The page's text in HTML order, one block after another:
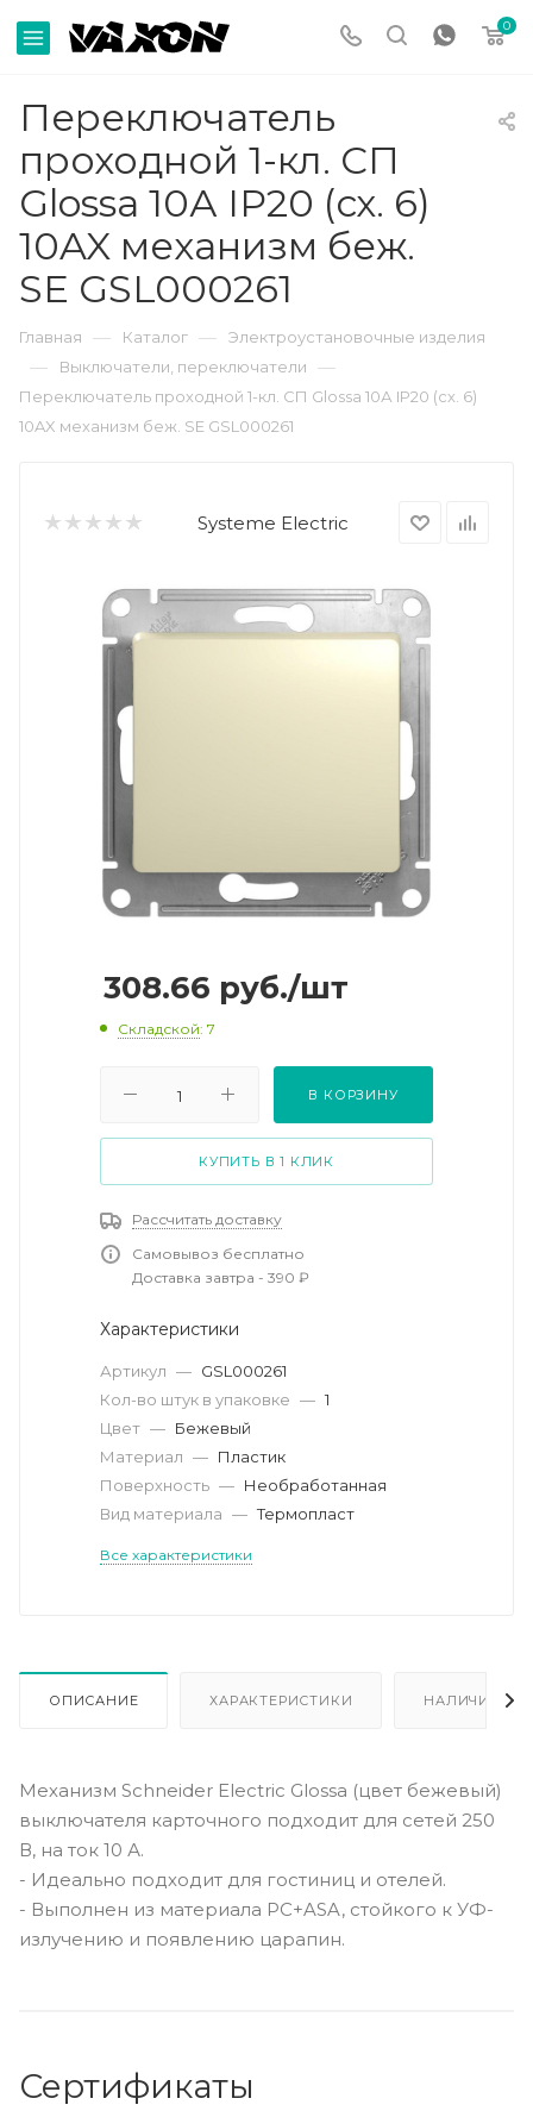
0
Переключатель
проходной 1-кл. СП
Glossa 10А IP20 (сх. 6)
10AX механизм беж.
SE GSL000261
Главная — Каталог — Электроустановочные изделия
— Выключатели, переключатели —
Переключатель проходной 1-кл. СП Glossa 10А IP20 (сх. 6)
10AX механизм беж. SE GSL000261
Systeme Electric
308.66 руб./шт
Складской: 7
В КОРЗИНУ
КУПИТЬ В 1 КЛИК
Рассчитать доставку
Самовывоз бесплатно
Доставка завтра - 390 ₽
Характеристики
Артикул — GSL000261
Кол-во штук в упаковке — 1
Цвет — Бежевый
Материал — Пластик
Поверхность — Необработанная
Вид материала — Термопласт
Все характеристики
ОПИСАНИЕ ХАРАКТЕРИСТИКИ НАЛИЧИЕ
Механизм Schneider Electric Glossa (цвет бежевый)
выключателя карточного подходит для сетей 250
В, на ток 10 А.
- Идеально подходит для гостиниц и отелей.
- Выполнен из материала PС+ASA, стойкого к УФ-
излучению и появлению царапин.
Сертификаты